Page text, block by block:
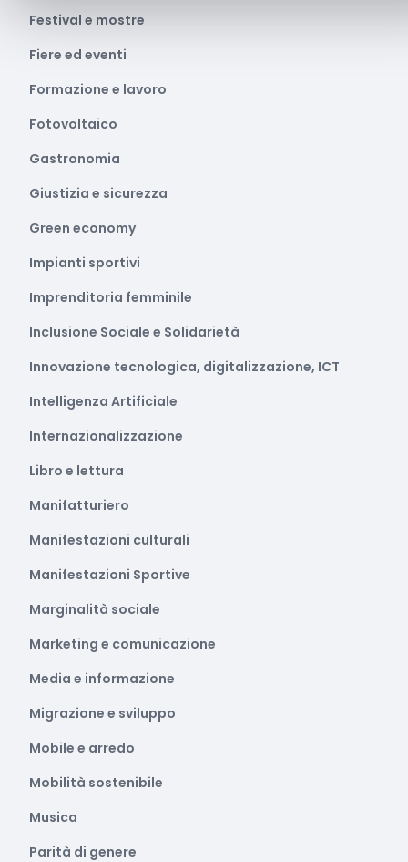
Festival e mostre
Fiere ed eventi
Formazione e lavoro
Fotovoltaico
Gastronomia
Giustizia e sicurezza
Green economy
Impianti sportivi
Imprenditoria femminile
Inclusione Sociale e Solidarietà
Innovazione tecnologica, digitalizzazione, ICT
Intelligenza Artificiale
Internazionalizzazione
Libro e lettura
Manifatturiero
Manifestazioni culturali
Manifestazioni Sportive
Marginalità sociale
Marketing e comunicazione
Media e informazione
Migrazione e sviluppo
Mobile e arredo
Mobilità sostenibile
Musica
Parità di genere